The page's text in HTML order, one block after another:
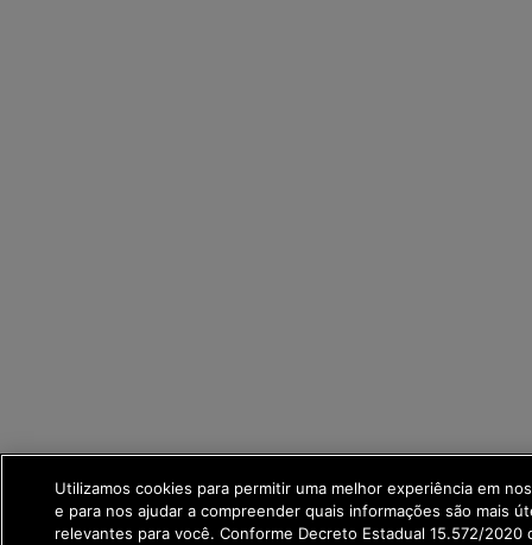
Utilizamos cookies para permitir uma melhor experiência em
e para nos ajudar a compreender quais informações são mais
relevantes para você. Conforme Decreto Estadual 15.572/2020